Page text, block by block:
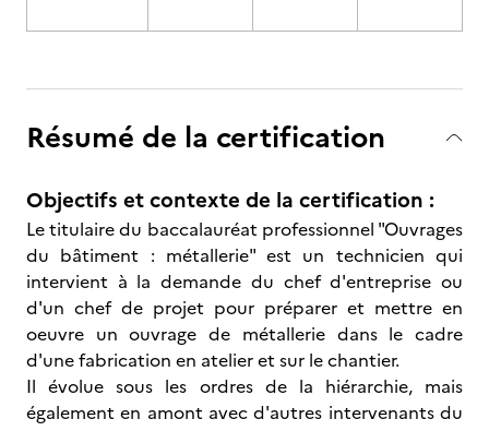
Résumé de la certification
Objectifs et contexte de la certification :
Le titulaire du baccalauréat professionnel "Ouvrages
du bâtiment : métallerie" est un technicien qui
intervient à la demande du chef d'entreprise ou
d'un chef de projet pour préparer et mettre en
oeuvre un ouvrage de métallerie dans le cadre
d'une fabrication en atelier et sur le chantier.
Il évolue sous les ordres de la hiérarchie, mais
également en amont avec d'autres intervenants du